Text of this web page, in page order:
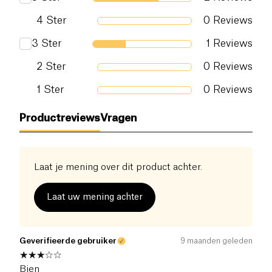
4 Ster 0 Reviews
3 Ster 1 Reviews
2 Ster 0 Reviews
1 Ster 0 Reviews
ProductreviewsVragen
Laat je mening over dit product achter.
Laat uw mening achter
Geverifieerde gebruiker 9 maanden geleden
Bien